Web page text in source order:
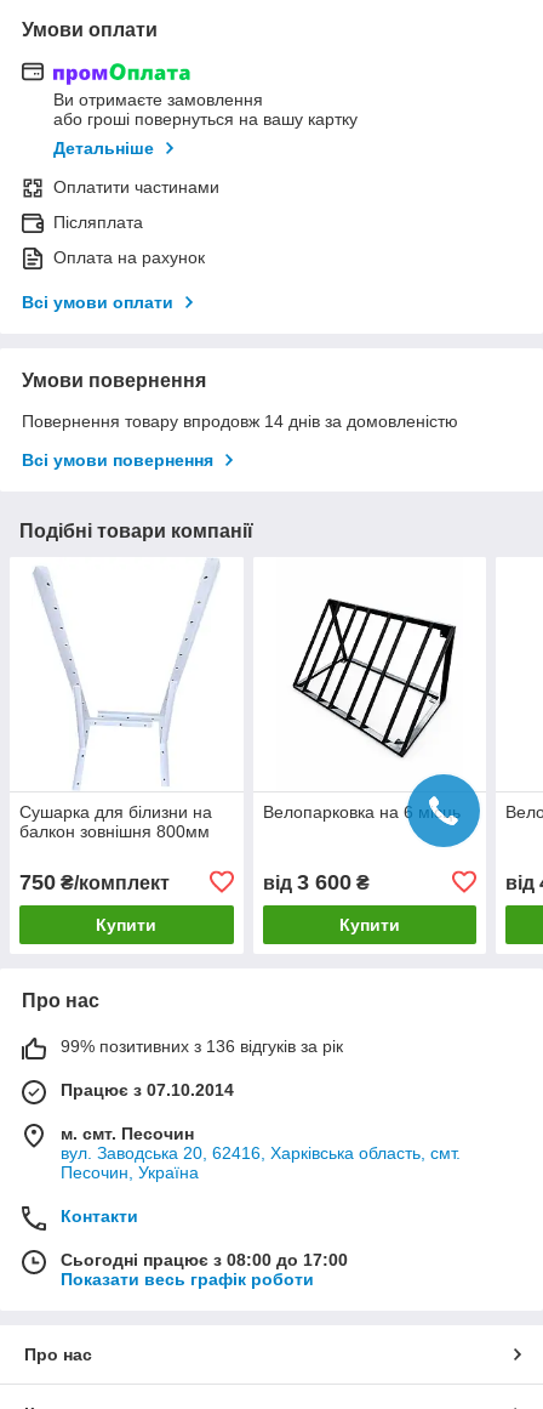
Умови оплати
Ви отримаєте замовлення
або гроші повернуться на вашу картку
Детальніше
Оплатити частинами
Післяплата
Оплата на рахунок
Всі умови оплати
Умови повернення
Повернення товару впродовж 14 днів за домовленістю
Всі умови повернення
Подібні товари компанії
Сушарка для білизни на
балкон зовнішня 800мм
750 ₴/комплект
Купити
Велопарковка на 6 місць
від 3 600₴
Купити
від
Про нас
99% позитивних з 136 відгуків за рік
Працює з 07.10.2014
м. смт. Песочин
вул. Заводська 20, 62416, Харківська область, смт.
Песочин, Україна
Контакти
Сьогодні працює з 08:00 до 17:00
Показати весь графік роботи
Про нас